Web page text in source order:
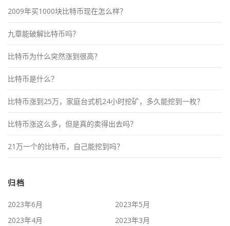
2009年买1000块比特币现在怎么样？
九章能破解比特币吗？
比特币为什么突然涨到很高？
比特币是什么？
比特币涨到25万，家庭台式机24小时挖矿，多久能挖到一枚？
比特币涨这么多，但是真的卖得出去吗？
21万一个的比特币，自己能挖到吗？
归档
2023年6月
2023年5月
2023年4月
2023年3月